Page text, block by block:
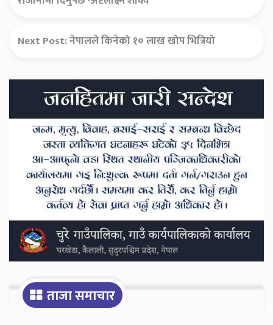
Next Post:नेपालले किनेको १० लाख खोप भित्रियो
Secondary
Sidebar
ताजा समाचार